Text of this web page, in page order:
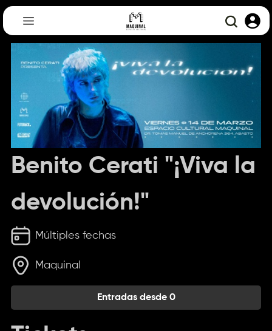
Benito Cerati "¡Viva la
devolución!"
Múltiples fechas
Maquinal
Entradas desde 0